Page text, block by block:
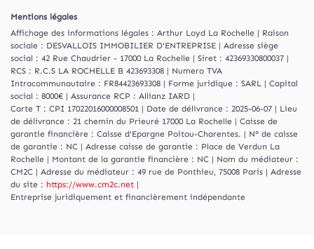
Mentions légales
Affichage des informations légales : Arthur Loyd La Rochelle | Raison
sociale : DESVALLOIS IMMOBILIER D'ENTREPRISE | Adresse siège
social : 42 Rue Chaudrier - 17000 La Rochelle | Siret : 42369330800037 |
RCS : R.C.S LA ROCHELLE B 423693308 | Numero TVA
Intracommunautaire : FR84423693308 | Forme juridique : SARL | Capital
social : 8000€ | Assurance RCP : Allianz IARD |
Carte T : CPI 17022016000008501 | Date de délivrance : 2025-06-07 | Lieu
de délivrance : 21 chemin du Prieuré 17000 La Rochelle | Caisse de
garantie financière : Caisse d'Epargne Poitou-Charentes. | N° de caisse
de garantie : NC | Adresse caisse de garantie : Place de Verdun La
Rochelle | Montant de la garantie financière : NC | Nom du médiateur :
CM2C | Adresse du médiateur : 49 rue de Ponthieu, 75008 Paris | Adresse
du site : https://www.cm2c.net |
Entreprise juridiquement et financièrement indépendante